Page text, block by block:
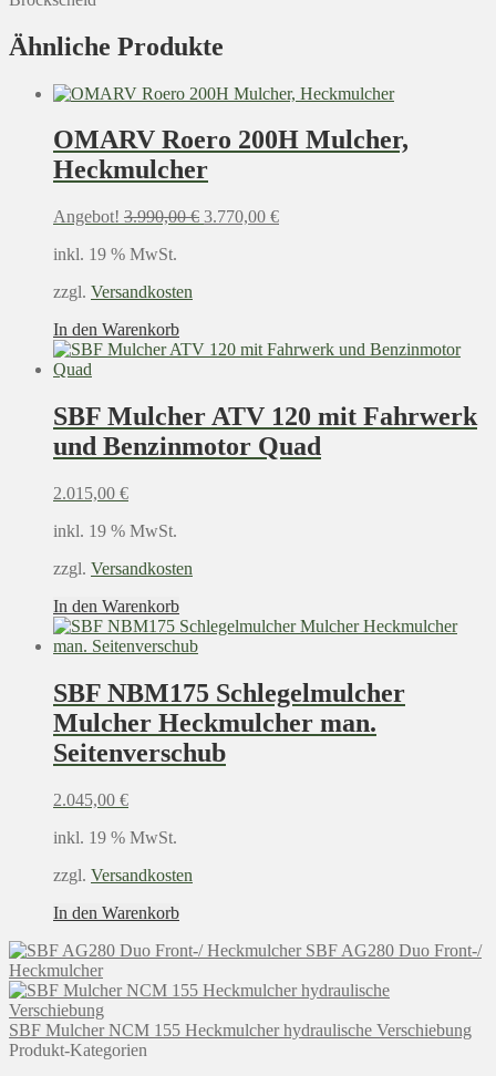
Ähnliche Produkte
OMARV Roero 200H Mulcher,
Heckmulcher
Angebot! 3.990,00€ Ursprünglicher
3.770,00 €Aktueller
inkl. 19 % MwSt.
zzgl. Versandkosten
In den Warenkorb
SBF Mulcher ATV 120 mit Fahrwerk
und Benzinmotor Quad
2.015,00 €
inkl. 19 % MwSt.
zzgl. Versandkosten
In den Warenkorb
SBF NBM175 Schlegelmulcher
Mulcher Heckmulcher man.
Seitenverschub
2.045,00 €
inkl. 19 % MwSt.
zzgl. Versandkosten
In den Warenkorb
SBF AG280 Duo Front-/
Heckmulcher
SBF Mulcher NCM 155 Heckmulcher hydraulische Verschiebung
Produkt-Kategorien